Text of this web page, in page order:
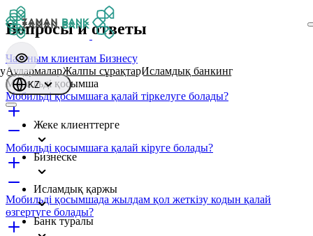
KZ
Жеке клиенттерге
Бизнеске
Исламдық қаржы
Банк туралы
Вопросы и ответы
Частным клиентам Бизнесу
АудармаларЖалпы сұрақтарИсламдық банкинг
Мобильді қосымша
Мобильді қосымшаға қалай тіркелуге болады?
Мобильді қосымшаға қалай кіруге болады?
Мобильді қосымшада жылдам қол жеткізу кодын қалай
өзгертуге болады?